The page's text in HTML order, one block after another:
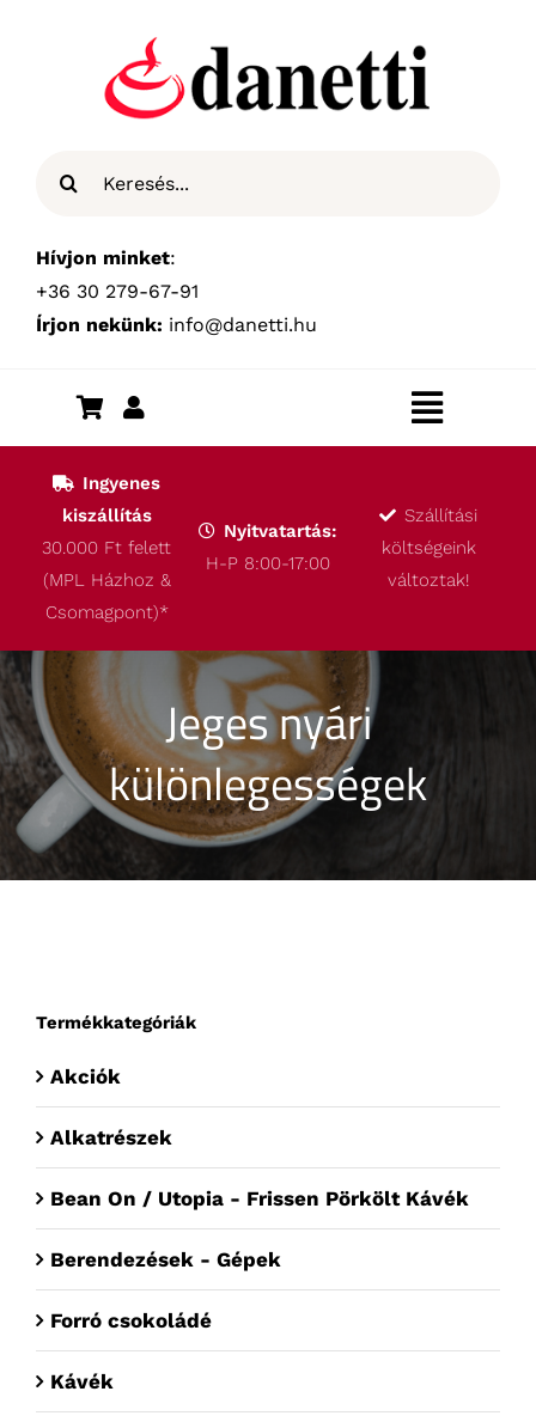
Hívjon minket:
+36 30 279-67-91
Írjon nekünk: info@danetti.hu
Toggle
Kezdőlap
Termékeink
Robbantott ábrák
Kapcsolat
Ingyenes
kiszállítás
30.000 Ft felett
(MPL Házhoz &
Csomagpont)*
Nyitvatartás:
H-P 8:00-17:00
Szállítási
költségeink
változtak!
Jeges nyári
különlegességek
Termékkategóriák
Akciók
Alkatrészek
Bean On / Utopia - Frissen Pörkölt Kávék
Berendezések - Gépek
Forró csokoládé
Kávék